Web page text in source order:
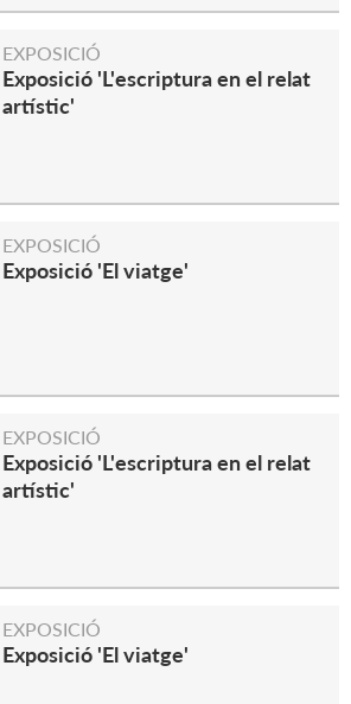
EXPOSICIÓ
Exposició 'L'escriptura en el relat
artístic'
EXPOSICIÓ
Exposició 'El viatge'
EXPOSICIÓ
Exposició 'L'escriptura en el relat
artístic'
EXPOSICIÓ
Exposició 'El viatge'